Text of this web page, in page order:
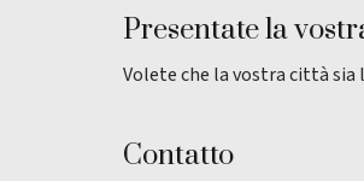
Presentate la
Volete che la vostra città sia
Contatto